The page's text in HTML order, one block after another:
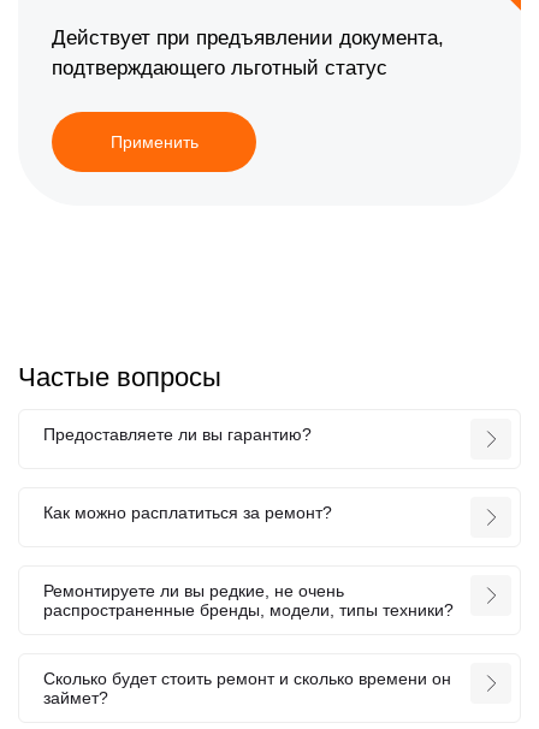
Действует при предъявлении документа,
подтверждающего льготный статус
Применить
Частые вопросы
Предоставляете ли вы гарантию?
Как можно расплатиться за ремонт?
Ремонтируете ли вы редкие, не очень
распространенные бренды, модели, типы техники?
Сколько будет стоить ремонт и сколько времени он
займет?